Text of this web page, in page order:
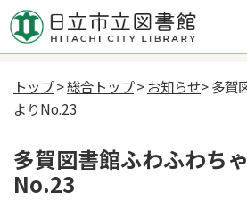
トップ>総合トップ>お知らせ> 多賀
よりNo.23
多賀図書館ふわふわち
No.23